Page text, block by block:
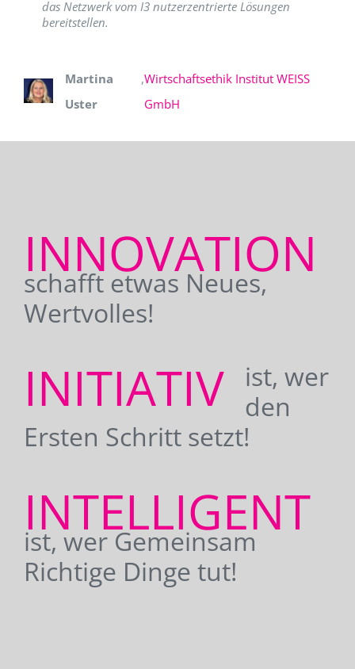
das Netzwerk vom I3 nutzerzentrierte Lösungen
bereitstellen.
Martina
Uster
,Wirtschaftsethik Institut WEISS
GmbH
INNOVATION
schafft etwas Neues,
Wertvolles!
INITIATIV
ist, wer
den
Ersten Schritt setzt!
INTELLIGENT
ist, wer Gemeinsam
Richtige Dinge tut!